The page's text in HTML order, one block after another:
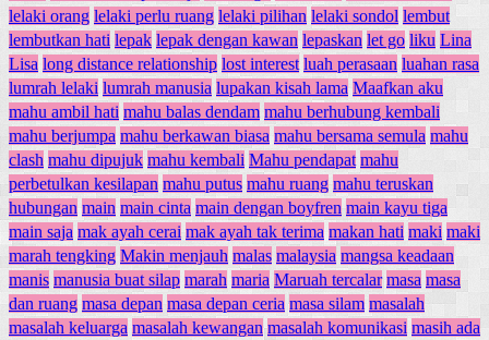
lelaki orang lelaki perlu ruang lelaki pilihan lelaki sondol lembut
lembutkan hati lepak lepak dengan kawan lepaskan let go liku Lina
Lisa long distance relationship lost interest luah perasaan luahan rasa
lumrah lelaki lumrah manusia lupakan kisah lama Maafkan aku
mahu ambil hati mahu balas dendam mahu berhubung kembali
mahu berjumpa mahu berkawan biasa mahu bersama semula mahu
clash mahu dipujuk mahu kembali Mahu pendapat mahu
perbetulkan kesilapan mahu putus mahu ruang mahu teruskan
hubungan main main cinta main dengan boyfren main kayu tiga
main saja mak ayah cerai mak ayah tak terima makan hati maki maki
marah tengking Makin menjauh malas malaysia mangsa keadaan
manis manusia buat silap marah maria Maruah tercalar masa masa
dan ruang masa depan masa depan ceria masa silam masalah
masalah keluarga masalah kewangan masalah komunikasi masih ada